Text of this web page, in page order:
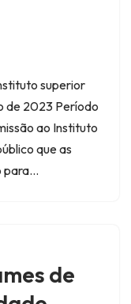
superior
de 2023 Período
ao Instituto
que as
para…
de